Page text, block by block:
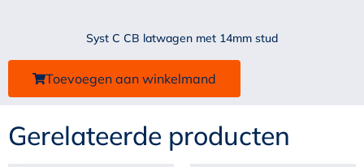
Syst C CB latwagen met 14mm stud
Toevoegen aan winkelmand
Gerelateerde producten